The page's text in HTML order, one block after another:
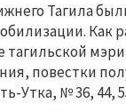
Тагила
Как
тагильской
повестки
Утка, № 36, 44,